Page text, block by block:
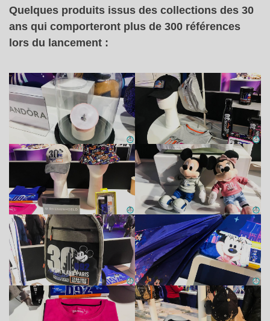
Quelques produits issus des collections des 30
ans qui comporteront plus de 300 références
lors du lancement :